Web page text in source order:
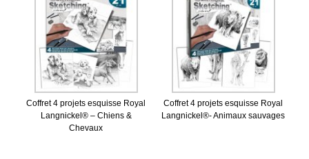
Coffret 4 projets esquisse Royal
Langnickel® – Chiens &
Chevaux
Coffret 4 projets esquisse Royal
Langnickel®- Animaux sauvages